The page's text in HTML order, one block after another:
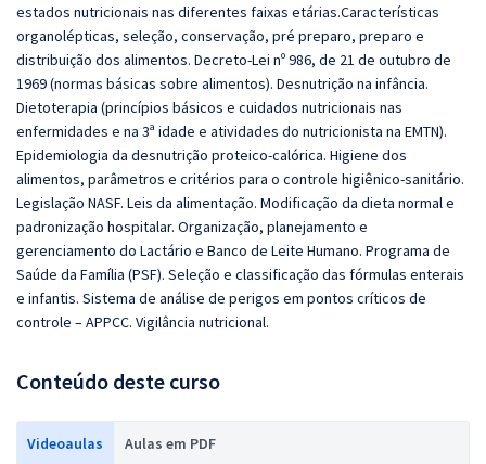
estados nutricionais nas diferentes faixas etárias.Características
organolépticas, seleção, conservação, pré preparo, preparo e
distribuição dos alimentos. Decreto-Lei nº 986, de 21 de outubro de
1969 (normas básicas sobre alimentos). Desnutrição na infância.
Dietoterapia (princípios básicos e cuidados nutricionais nas
enfermidades e na 3ª idade e atividades do nutricionista na EMTN).
Epidemiologia da desnutrição proteico-calórica. Higiene dos
alimentos, parâmetros e critérios para o controle higiênico-sanitário.
Legislação NASF. Leis da alimentação. Modificação da dieta normal e
padronização hospitalar. Organização, planejamento e
gerenciamento do Lactário e Banco de Leite Humano. Programa de
Saúde da Família (PSF). Seleção e classificação das fórmulas enterais
e infantis. Sistema de análise de perigos em pontos críticos de
controle – APPCC. Vigilância nutricional.
Conteúdo deste curso
Videoaulas Aulas em PDF